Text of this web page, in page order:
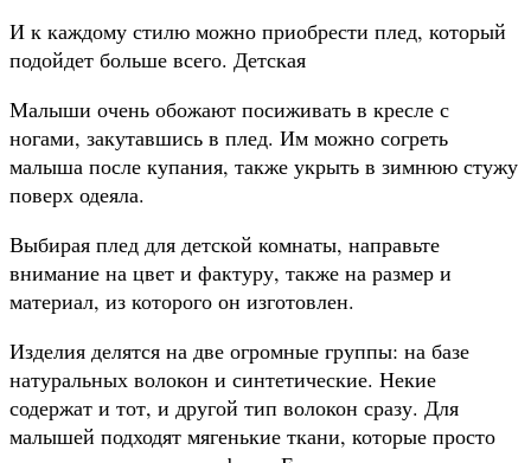
И к каждому стилю можно приобрести плед, который
подойдет больше всего. Детская
Малыши очень обожают посиживать в кресле с
ногами, закутавшись в плед. Им можно согреть
малыша после купания, также укрыть в зимнюю стужу
поверх одеяла.
Выбирая плед для детской комнаты, направьте
внимание на цвет и фактуру, также на размер и
материал, из которого он изготовлен.
Изделия делятся на две огромные группы: на базе
натуральных волокон и синтетические. Некие
содержат и тот, и другой тип волокон сразу. Для
малышей подходят мягенькие ткани, которые просто